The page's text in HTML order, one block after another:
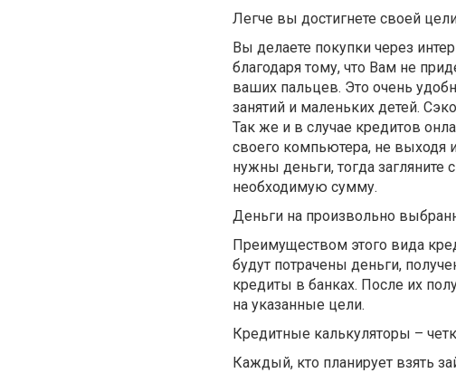
Легче вы достигнете своей
Вы делаете покупки через
благодаря тому, что Вам не
ваших пальцев. Это очень
занятий и маленьких детей.
Так же и в случае кредитов
своего компьютера, не выходя
нужны деньги, тогда загляните
необходимую сумму.
Деньги на произвольно
Преимуществом этого вида
будут потрачены деньги,
кредиты в банках. После их
на указанные цели.
Кредитные калькуляторы –
Каждый, кто планирует взять